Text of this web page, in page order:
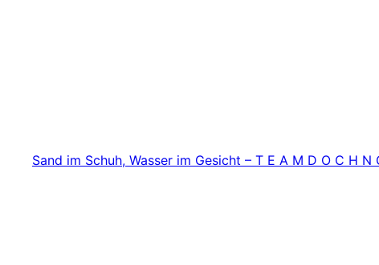
Sand im Schuh, Wasser im Gesicht – T E A M D O C H N